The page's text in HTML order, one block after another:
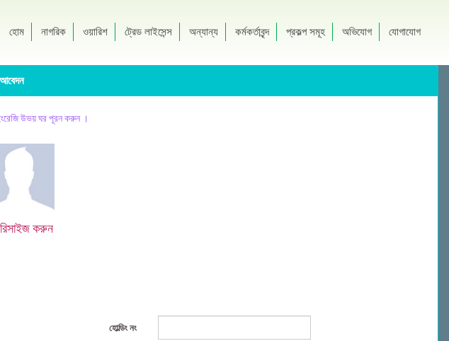
হোম নাগরিক ওয়ারিশ ট্রেড লাইসেন্স অন্যান্য কর্মকর্তাবৃন্দ প্রকল্প সমূহ অভিযোগ যোগাযোগ
ইংরেজি উভয় ঘর পূরন করুন ।
করুন
হোল্ডিং নং